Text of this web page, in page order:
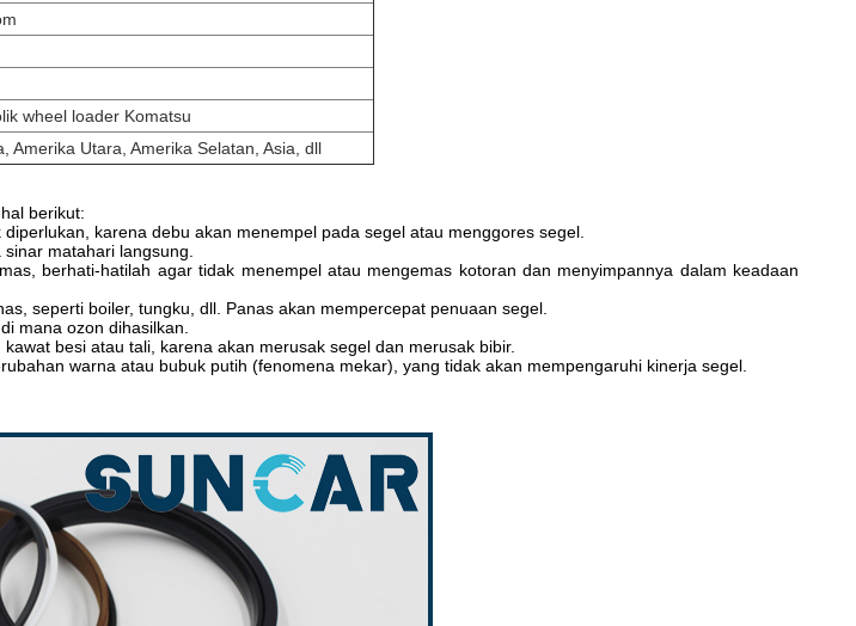
wheel loader Komatsu
Amerika Utara, Amerika Selatan, Asia, dll
berikut:
karena debu akan menempel pada segel atau menggores segel.
matahari langsung.
berhati-hatilah agar tidak menempel atau mengemas kotoran dan menyimpannya dalam keadaan
seperti boiler, tungku, dll. Panas akan mempercepat penuaan segel.
mana ozon dihasilkan.
besi atau tali, karena akan merusak segel dan merusak bibir.
warna atau bubuk putih (fenomena mekar), yang tidak akan mempengaruhi kinerja segel.